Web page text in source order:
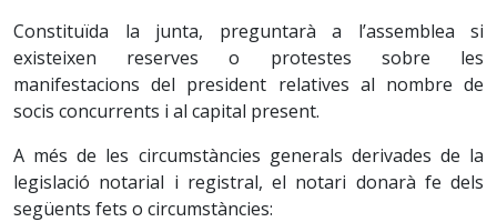
Constituïda la junta, preguntarà a l’assemblea si
existeixen reserves o protestes sobre les
manifestacions del president relatives al nombre de
socis concurrents i al capital present.
A més de les circumstàncies generals derivades de la
legislació notarial i registral, el notari donarà fe dels
següents fets o circumstàncies: